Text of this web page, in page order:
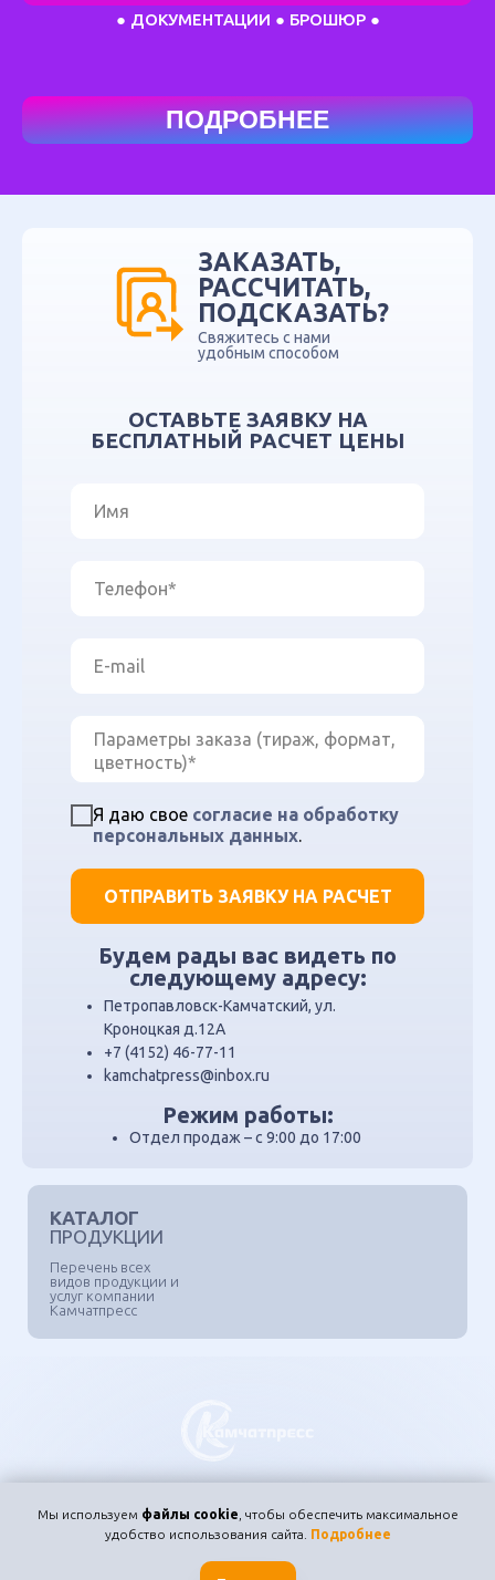
Мы используем файлы cookie , чтобы обеспечить максимальное
удобство использования сайта.
Подробнее
ПОДРОБНЕЕ
● ДОКУМЕНТАЦИИ ● БРОШЮР ●
Я даю свое согласие на обработку
персональных данных.
ОТПРАВИТЬ ЗАЯВКУ НА РАСЧЕТ
ЗАКАЗАТЬ,
РАССЧИТАТЬ,
ПОДСКАЗАТЬ?
Свяжитесь с нами
удобным способом
Петропавловск-Камчатский, ул.
Кроноцкая д.12А
+7 (4152) 46-77-11
kamchatpress@inbox.ru
Будем рады вас видеть по
следующему адресу:
Отдел продаж – с 9:00 до 17:00
Режим работы:
ОСТАВЬТЕ ЗАЯВКУ НА
БЕСПЛАТНЫЙ РАСЧЕТ ЦЕНЫ
Перечень всех
видов продукции и
услуг компании
Камчатпресс
КАТАЛОГ
ПРОДУКЦИИ
I
КАРТА САЙТА
О КОМПАНИИ
КАТАЛОГ